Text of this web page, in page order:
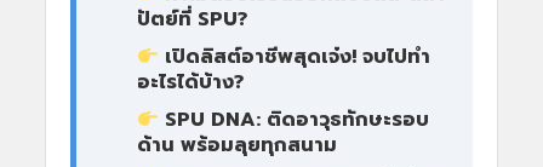
ปัตย์ที่ SPU?
เปิดลิสต์อาชีพสุดเจ๋ง! จบไปทำ
อะไรได้บ้าง?
SPU DNA: ติดอาวุธทักษะรอบ
ด้าน พร้อมลุยทุกสนาม